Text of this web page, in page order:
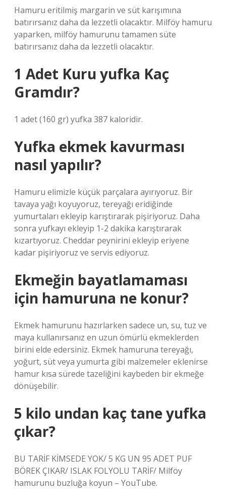
Hamuru eritilmiş margarin ve süt karışımına
batırırsanız daha da lezzetli olacaktır. Milföy hamuru
yaparken, milföy hamurunu tamamen süte
batırırsanız daha da lezzetli olacaktır.
1 Adet Kuru yufka Kaç
Gramdır?
1 adet (160 gr) yufka 387 kaloridir.
Yufka ekmek kavurması
nasıl yapılır?
Hamuru elimizle küçük parçalara ayırıyoruz. Bir
tavaya yağı koyuyoruz, tereyağı eridiğinde
yumurtaları ekleyip karıştırarak pişiriyoruz. Daha
sonra yufkayı ekleyip 1-2 dakika karıştırarak
kızartıyoruz. Cheddar peynirini ekleyip eriyene
kadar pişiriyoruz ve servis ediyoruz.
Ekmeğin bayatlamaması
için hamuruna ne konur?
Ekmek hamurunu hazırlarken sadece un, su, tuz ve
maya kullanırsanız en uzun ömürlü ekmeklerden
birini elde edersiniz. Ekmek hamuruna tereyağı,
yoğurt, süt veya yumurta gibi malzemeler eklenirse
hamur kısa sürede tazeliğini kaybeden bir ekmeğe
dönüşebilir.
5 kilo undan kaç tane yufka
çıkar?
BU TARİF KİMSEDE YOK/ 5 KG UN 95 ADET PUF
BÖREK ÇIKAR/ ISLAK FOLYOLU TARİF/ Milföy
hamurunu buzluğa koyun – YouTube.